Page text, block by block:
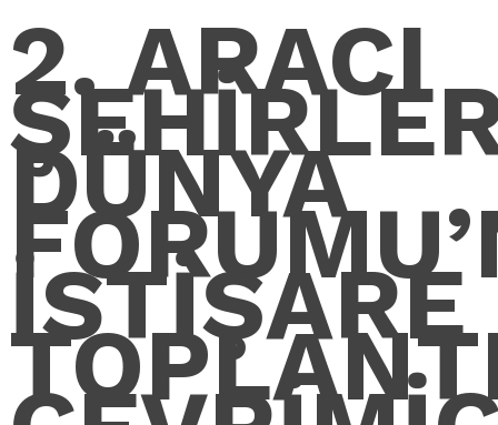
2. ARACI
DÜNYA
İSTİŞARE